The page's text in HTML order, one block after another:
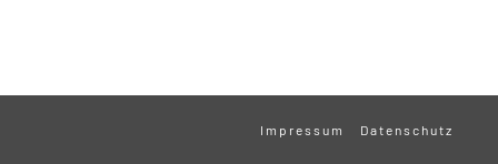
Impressum Datenschutz